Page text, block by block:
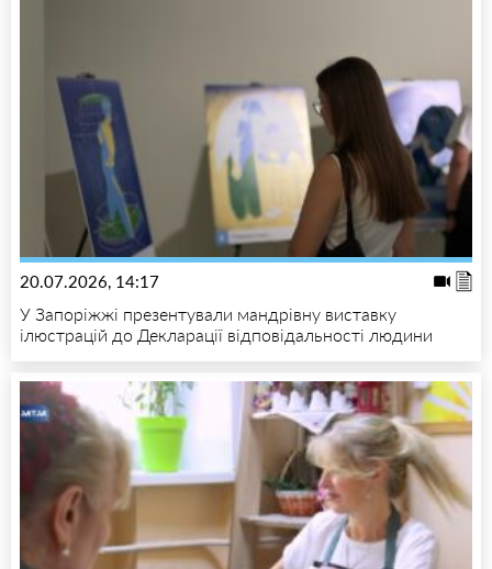
20.07.2026, 14:17
У Запоріжжі презентували мандрівну виставку
ілюстрацій до Декларації відповідальності людини